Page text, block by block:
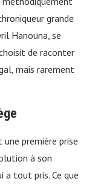
grande
Hanouna, se
de raconter
mais rarement
première prise
à son
a tout pris. Ce que